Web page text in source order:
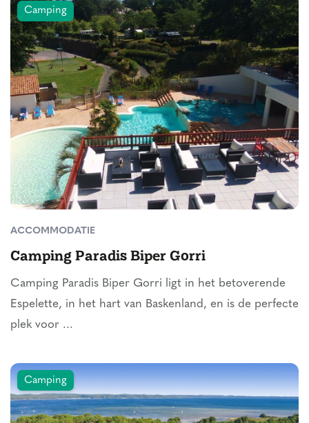
Camping
ACCOMMODATIE
Camping Paradis Biper Gorri
Camping Paradis Biper Gorri ligt in het betoverende
Espelette, in het hart van Baskenland, en is de perfecte
plek voor ...
Camping